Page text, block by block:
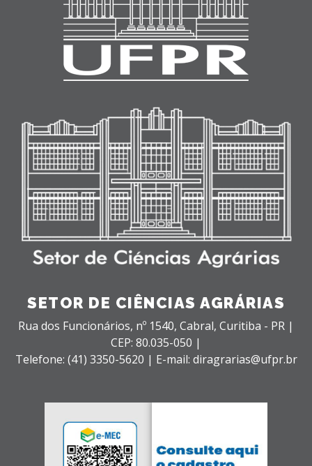
SETOR DE CIÊNCIAS AGRÁRIAS
Rua dos Funcionários, nº 1540, Cabral, Curitiba - PR |
CEP: 80.035-050 |
Telefone: (41) 3350-5620 | E-mail: diragrarias@ufpr.br